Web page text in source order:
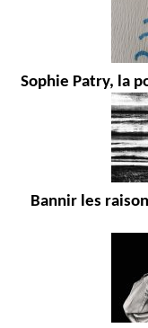
Sophie Patry, la
Bannir les